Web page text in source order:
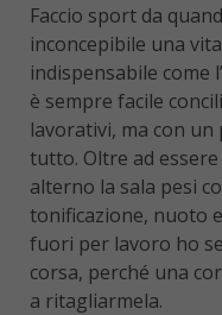
Faccio sport da
inconcepibile una
indispensabile come
è sempre facile
lavorativi, ma con un
tutto. Oltre ad
alterno la sala pesi
tonificazione, nuoto
fuori per lavoro ho
corsa, perché una
a ritagliarmela.